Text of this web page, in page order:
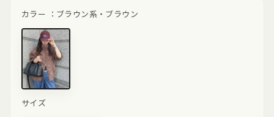
カラー ： ブラウン系・ブラウン
class="product-
サイズ